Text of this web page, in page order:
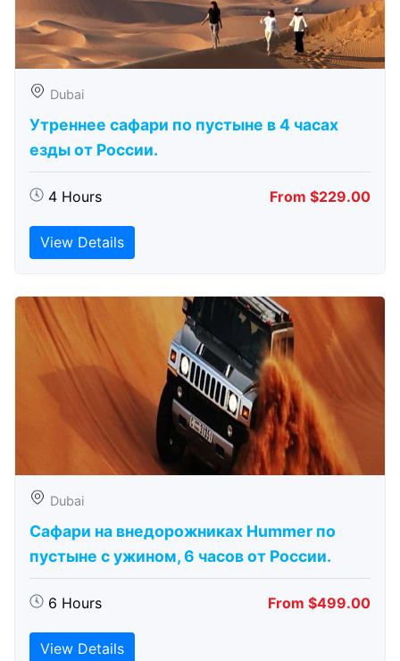
Dubai
Утреннее сафари по пустыне в 4 часах
езды от России.
4 Hours From $229.00
View Details
Dubai
Сафари на внедорожниках Hummer по
пустыне с ужином, 6 часов от России.
6 Hours From $499.00
View Details